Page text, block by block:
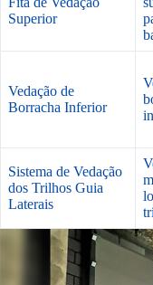
Superior
Vedação de
Borracha Inferior
Sistema de Vedação
dos Trilhos Guia
Laterais